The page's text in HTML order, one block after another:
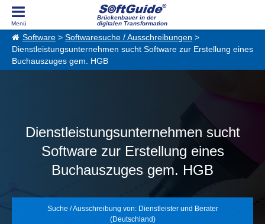
Brückenbauer in der
digitalen Transformation
Software > Softwaresuche / Ausschreibungen >
Dienstleistungsunternehmen sucht Software zur Erstellung eines
Buchauszuges gem. HGB
Dienstleistungsunternehmen sucht
Software zur Erstellung eines
Buchauszuges gem. HGB
Suche / Ausschreibung von: Dienstleister und Berater
(Deutschland)